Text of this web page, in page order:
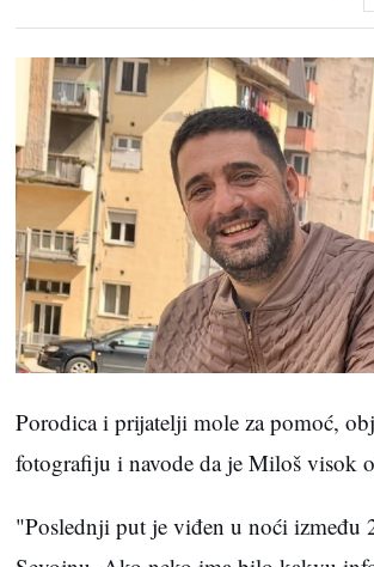
Porodica i prijatelji mole za pomoć,
fotografiju i navode da je Miloš visok
"Poslednji put je viđen u noći između